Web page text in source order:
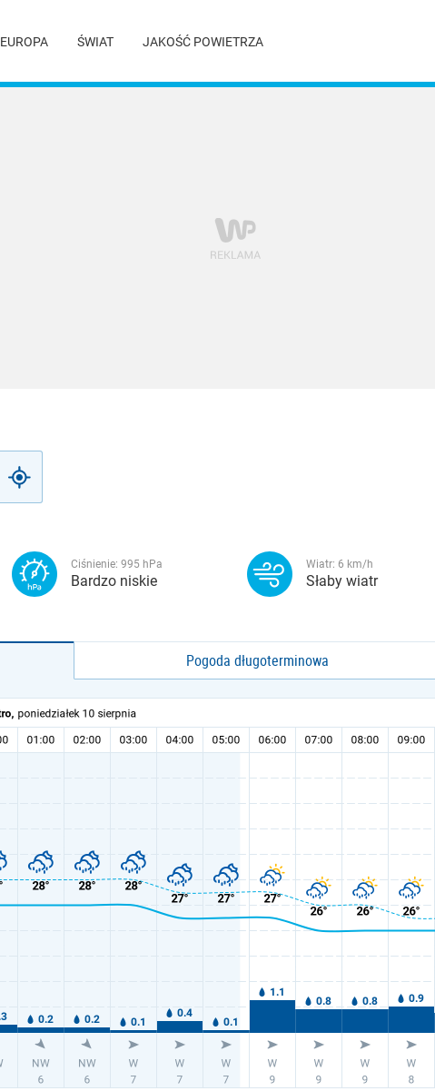
EUROPA ŚWIAT JAKOŚĆ POWIETRZA
Ciśnienie: 995 hPa
Bardzo niskie
Wiatr: 6 km/h
Słaby wiatr
Pogoda długoterminowa